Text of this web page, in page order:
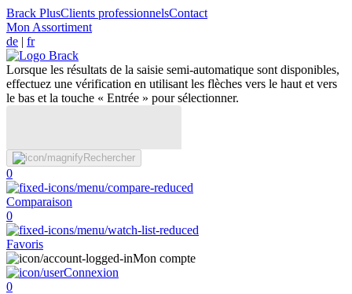
Brack PlusClients professionnelsContact
Mon Assortiment
de | fr
Lorsque les résultats de la saisie semi-automatique sont disponibles,
effectuez une vérification en utilisant les flèches vers le haut et vers
le bas et la touche « Entrée » pour sélectionner.
Rechercher
0
Comparaison
0
Favoris
Mon compte
Connexion
0